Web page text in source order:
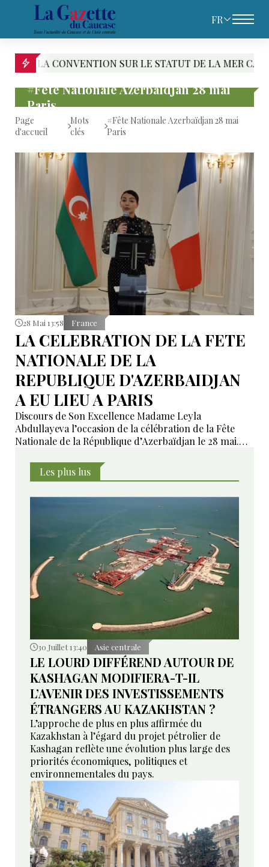
FR
CONVENTION SUR LE STATUT DE LA MER CASPIENNE :
#Fête Nationale Azerbaïdjan 28 mai
Paris
Page
d'accueil
Mots
clés
#Fête Nationale Azerbaïdjan 28 mai
Paris
28 Mai 13:58 France
LA CELEBRATION DE LA FETE
NATIONALE DE LA
REPUBLIQUE D'AZERBAIDJAN
A EU LIEU A PARIS
Discours de Son Excellence Madame Leyla
Abdullayeva l’occasion de la célébration de la Fête
Nationale de la République d’Azerbaïdjan le 28 mai.
prononcée en cette occasion solennelle et
chaleureuse.
Les plus lus
30 Juillet 13:40 Asie centrale
LE LOURD DIFFÉREND AUTOUR DE
KASHAGAN MODIFIERA-T-IL
L’AVENIR DES INVESTISSEMENTS
ÉTRANGERS AU KAZAKHSTAN ?
L’approche de plus en plus affirmée du
Kazakhstan à l’égard du projet pétrolier de
Kashagan reflète une évolution plus large des
priorités économiques, politiques et
environnementales du pays.